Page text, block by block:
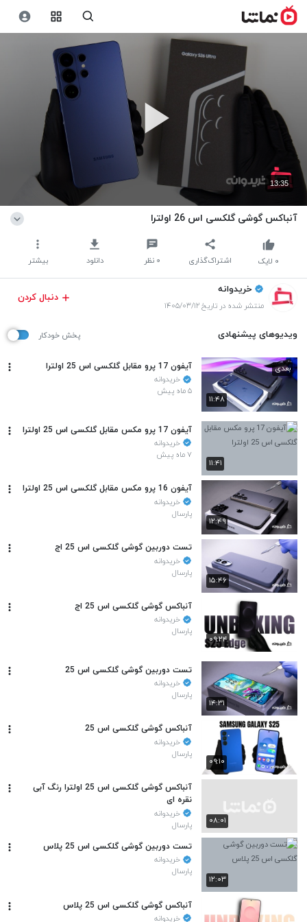
13:35
آنباکس گوشی گلکسی اس 26 اولترا
اشتراک‌گذاری ۰ نظر دانلود بیشتر ۰ لایک
خریدوانه
منتشر شده در تاریخ ۱۴۰۵/۰۳/۱۲
دنبال کردن
ویدیوهای پیشنهادی پخش خودکار
۱۱:۴۸
بعدی آیفون 17 پرو مقابل گلکسی اس 25 اولترا
خریدوانه
۵ ماه پیش
۱۱:۴۱
آیفون 17 پرو مکس مقابل گلکسی اس 25 اولترا
خریدوانه
۷ ماه پیش
۱۲:۴۹
آیفون 16 پرو مکس مقابل گلکسی اس 25 اولترا
خریدوانه
پارسال
۱۵:۴۶
تست دوربین گوشی گلکسی اس 25 اج
خریدوانه
پارسال
۰۹:۲۴
آنباکس گوشی گلکسی اس 25 اج
خریدوانه
پارسال
۱۴:۳۱
تست دوربین گوشی گلکسی اس 25
خریدوانه
پارسال
۰۹:۱۰
آنباکس گوشی گلکسی اس 25
خریدوانه
پارسال
۰۸:۰۱
آنباکس گوشی گلکسی اس 25 اولترا رنگ آبی
نقره ای
خریدوانه
پارسال
۱۲:۰۳
تست دوربین گوشی گلکسی اس 25 پلاس
خریدوانه
پارسال
آنباکس گوشی گلکسی اس 25 پلاس
خریدوانه